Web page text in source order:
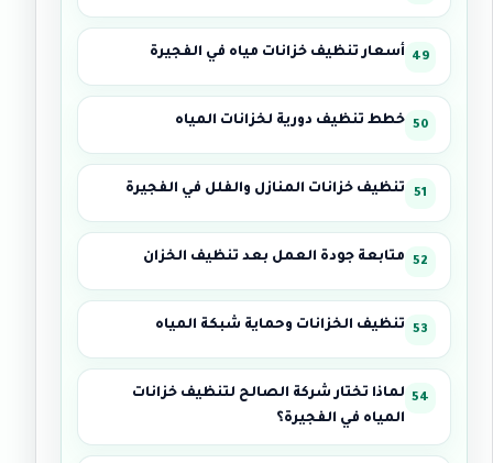
أسعار تنظيف خزانات مياه في الفجيرة
خطط تنظيف دورية لخزانات المياه
تنظيف خزانات المنازل والفلل في الفجيرة
متابعة جودة العمل بعد تنظيف الخزان
تنظيف الخزانات وحماية شبكة المياه
لماذا تختار شركة الصالح لتنظيف خزانات
المياه في الفجيرة؟